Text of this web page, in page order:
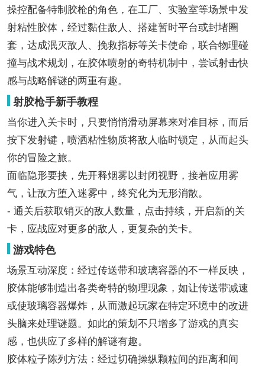
操控配备特制胶枪的角色，在工厂、实验室等场景中发
射粘性胶体，经过黏住敌人、搭建暂时平台或封堵圈
套，达成泯灭敌人、挽救指标等关卡使命，联合物理碰
撞与战术规划，在胶体喷射的奇特机制中，尝试射击快
感与战略解谜的两重有趣。
射胶枪手新手教程
当你进入关卡时，只要悄悄滑动屏幕来对准目标，而后
按下发射键，喷洒粘性物质将敌人临时锁定，从而起头
你的冒险之旅。
面临隐形要挟，先开释烟雾以封闭视野，接着应用雾
气，让敌方堕入迷雾中，终究化为无形消散。
- 通关后获取销灭的敌人数量，点击持续，开启新的关
卡，应战应对更多的敌人，更复杂的关卡。
游戏特色
场景互动深度：经过传送带和玻璃容器的不一样反映，
胶体能够制造出各类奇特的物理现象，如让传送带减速
或使玻璃容器爆炸，从而激起玩家在特定环境中的改进
头脑来处理谜题。如此的策划不只增多了游戏的真实
感，也供应了多样的解谜有趣。
胶体粒子陈列方法：经过切确操纵颗粒间的距离和间